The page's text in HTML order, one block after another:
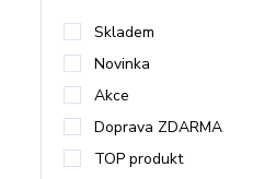
Skladem
Novinka
Akce
Doprava ZDARMA
TOP produkt